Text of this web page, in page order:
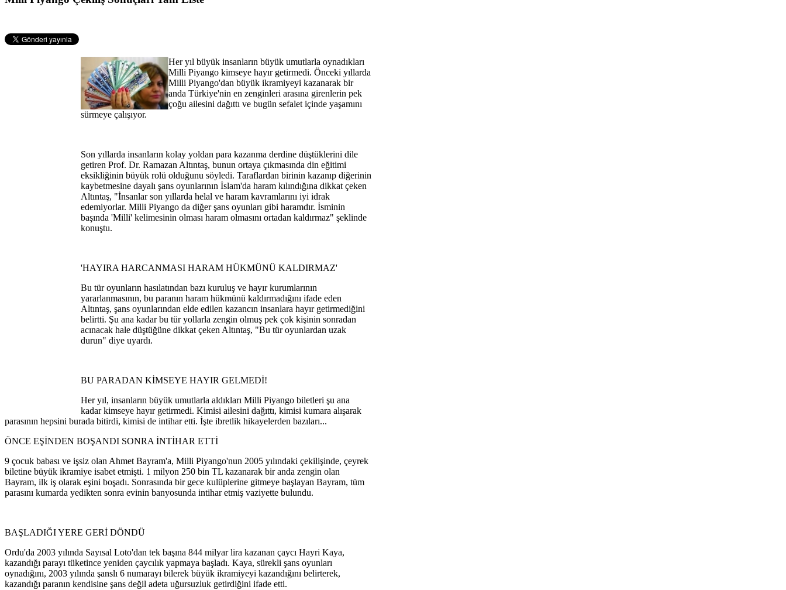
Her yıl büyük insanların büyük umutlarla oynadıkları
Milli Piyango kimseye hayır getirmedi. Önceki yıllarda
Milli Piyango'dan büyük ikramiyeyi kazanarak bir
anda Türkiye'nin en zenginleri arasına girenlerin pek
çoğu ailesini dağıttı ve bugün sefalet içinde yaşamını
sürmeye çalışıyor.
Son yıllarda insanların kolay yoldan para kazanma derdine düştüklerini dile
getiren Prof. Dr. Ramazan Altıntaş, bunun ortaya çıkmasında din eğitimi
eksikliğinin büyük rolü olduğunu söyledi. Taraflardan birinin kazanıp diğerinin
kaybetmesine dayalı şans oyunlarının İslam'da haram kılındığına dikkat çeken
Altıntaş, "İnsanlar son yıllarda helal ve haram kavramlarını iyi idrak
edemiyorlar. Milli Piyango da diğer şans oyunları gibi haramdır. İsminin
başında 'Milli' kelimesinin olması haram olmasını ortadan kaldırmaz" şeklinde
konuştu.
'HAYIRA HARCANMASI HARAM HÜKMÜNÜ KALDIRMAZ'
Bu tür oyunların hasılatından bazı kuruluş ve hayır kurumlarının
yararlanmasının, bu paranın haram hükmünü kaldırmadığını ifade eden
Altıntaş, şans oyunlarından elde edilen kazancın insanlara hayır getirmediğini
belirtti. Şu ana kadar bu tür yollarla zengin olmuş pek çok kişinin sonradan
acınacak hale düştüğüne dikkat çeken Altıntaş, "Bu tür oyunlardan uzak
durun" diye uyardı.
BU PARADAN KİMSEYE HAYIR GELMEDİ!
Her yıl, insanların büyük umutlarla aldıkları Milli Piyango biletleri şu ana
kadar kimseye hayır getirmedi. Kimisi ailesini dağıttı, kimisi kumara alışarak
parasının hepsini burada bitirdi, kimisi de intihar etti. İşte ibretlik hikayelerden bazıları...
ÖNCE EŞİNDEN BOŞANDI SONRA İNTİHAR ETTİ
9 çocuk babası ve işsiz olan Ahmet Bayram'a, Milli Piyango'nun 2005 yılındaki çekilişinde, çeyrek
biletine büyük ikramiye isabet etmişti. 1 milyon 250 bin TL kazanarak bir anda zengin olan
Bayram, ilk iş olarak eşini boşadı. Sonrasında bir gece kulüplerine gitmeye başlayan Bayram, tüm
parasını kumarda yedikten sonra evinin banyosunda intihar etmiş vaziyette bulundu.
BAŞLADIĞI YERE GERİ DÖNDÜ
Ordu'da 2003 yılında Sayısal Loto'dan tek başına 844 milyar lira kazanan çaycı Hayri Kaya,
kazandığı parayı tüketince yeniden çaycılık yapmaya başladı. Kaya, sürekli şans oyunları
oynadığını, 2003 yılında şanslı 6 numarayı bilerek büyük ikramiyeyi kazandığını belirterek,
kazandığı paranın kendisine şans değil adeta uğursuzluk getirdiğini ifade etti.